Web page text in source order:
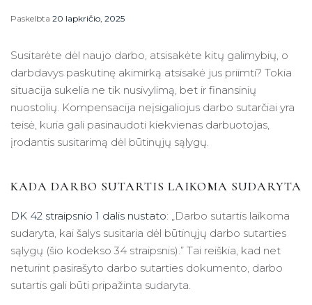
Paskelbta 20 lapkričio, 2025
Susitarėte dėl naujo darbo, atsisakėte kitų galimybių, o
darbdavys paskutinę akimirką atsisakė jus priimti? Tokia
situacija sukelia ne tik nusivylimą, bet ir finansinių
nuostolių. Kompensacija neįsigaliojus darbo sutarčiai yra
teisė, kuria gali pasinaudoti kiekvienas darbuotojas,
įrodantis susitarimą dėl būtinųjų sąlygų.
KADA DARBO SUTARTIS LAIKOMA SUDARYTA
DK 42 straipsnio 1 dalis nustato: „Darbo sutartis laikoma
sudaryta, kai šalys susitaria dėl būtinųjų darbo sutarties
sąlygų (šio kodekso 34 straipsnis).” Tai reiškia, kad net
neturint pasirašyto darbo sutarties dokumento, darbo
sutartis gali būti pripažinta sudaryta.